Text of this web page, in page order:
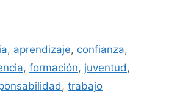
, aprendizaje, confianza,
, formación, juventud ,
, trabajo